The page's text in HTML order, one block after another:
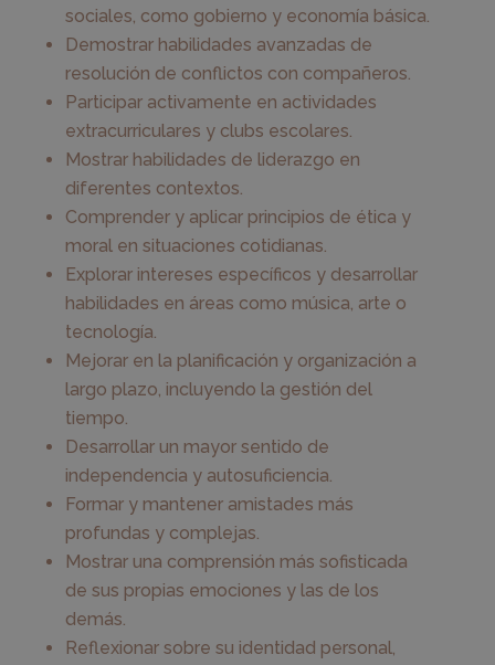
sociales, como gobierno y economía básica.
Demostrar habilidades avanzadas de
resolución de conflictos con compañeros.
Participar activamente en actividades
extracurriculares y clubs escolares.
Mostrar habilidades de liderazgo en
diferentes contextos.
Comprender y aplicar principios de ética y
moral en situaciones cotidianas.
Explorar intereses específicos y desarrollar
habilidades en áreas como música, arte o
tecnología.
Mejorar en la planificación y organización a
largo plazo, incluyendo la gestión del
tiempo.
Desarrollar un mayor sentido de
independencia y autosuficiencia.
Formar y mantener amistades más
profundas y complejas.
Mostrar una comprensión más sofisticada
de sus propias emociones y las de los
demás.
Reflexionar sobre su identidad personal,